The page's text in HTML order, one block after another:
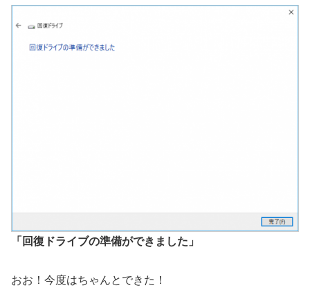
「回復ドライブの準備ができました」
おお！今度はちゃんとできた！